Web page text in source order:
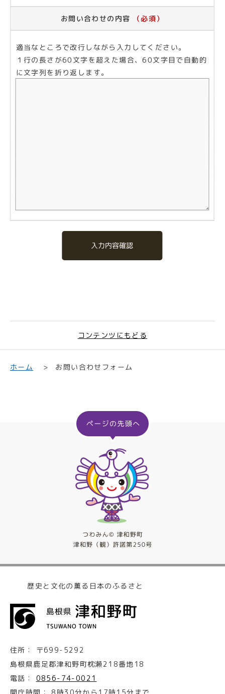
お問い合わせの内容 （必須）
適当なところで改行しながら入力してください。
１行の長さが60文字を超えた場合、60文字目で自動的
に文字列を折り返します。
入力内容確認
コンテンツにもどる
ホーム お問い合わせフォーム
歴史と文化の薫る日本のふるさと
住所：
〒699-5292
島根県鹿足郡津和野町枕瀬218番地18
電話：
0856-74-0021